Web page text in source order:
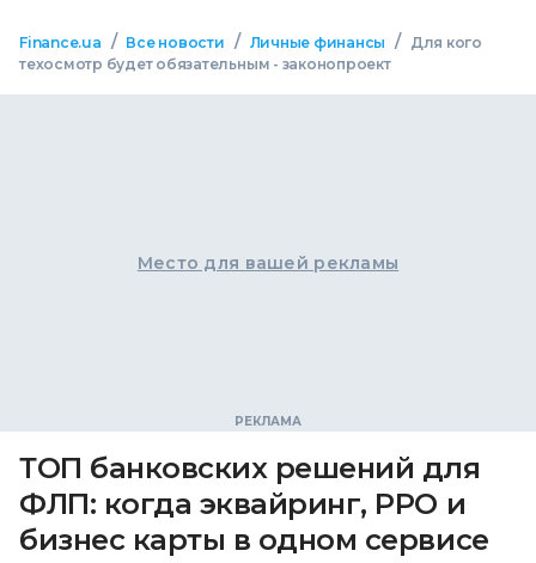
Finance.ua / Все новости / Личные финансы /
Для кого
техосмотр будет обязательным - законопроект
Место для вашей рекламы
ТОП банковских решений для
ФЛП: когда эквайринг, РРО и
бизнес карты в одном сервисе